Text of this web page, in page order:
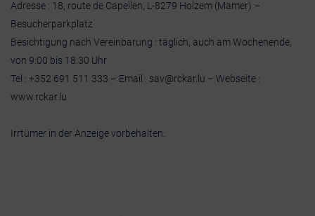
Adresse : 18, route de Capellen, L-8279 Holzem (Mamer) –
Besucherparkplatz
Besichtigung nach Vereinbarung : täglich, auch am Wochenende,
von 9:00 bis 18:30 Uhr
Tel : +352 691 511 333 – Email : sav@rckar.lu – Webseite :
www.rckar.lu
Irrtümer in der Anzeige vorbehalten.